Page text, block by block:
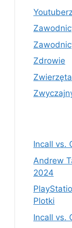
Zdrowie
Zwierzęta
Incall vs.
Andrew
2024
Plotki
Incall vs.